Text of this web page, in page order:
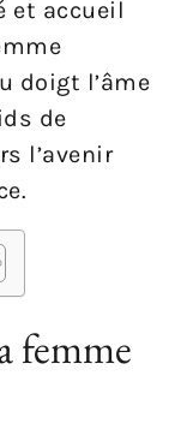
et accueil
doigt l’âme
de
l’avenir
femme